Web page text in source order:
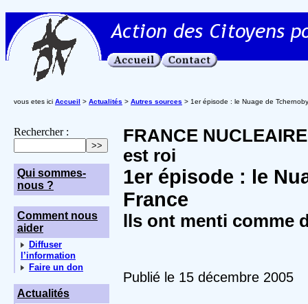
vous etes ici Accueil > Actualités > Autres sources > 1er épisode : le Nuage de
Rechercher :
Qui sommes-
nous ?
Comment nous
aider
Diffuser
l’information
Faire un don
Actualités
FRANCE
est roi
1er épisode : le
France
lls ont menti comme
Publié le 15 décembre 2005